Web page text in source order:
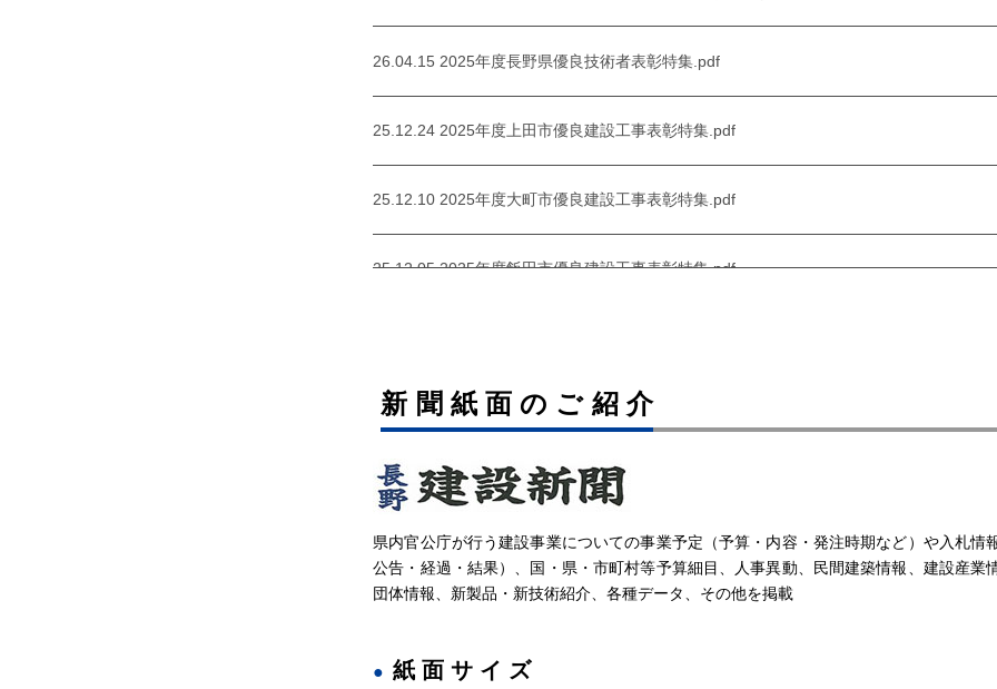
26.04.15 2025年度長野県優良技術者表彰特集.pdf
25.12.24 2025年度上田市優良建設工事表彰特集.pdf
25.12.10 2025年度大町市優良建設工事表彰特集.pdf
25.12.05 2025年度飯田市優良建設工事表彰特集.pdf
25.11.21 2025年度駒ヶ根市優良建設工事表彰特集.pdf
25.10.29 2025年度松本市優良建設工事表彰特集.pdf
25.10.22 2025年度塩尻市優良建設工事表彰特集.pdf
25.09.17 2025年度中野市優良建設工事表彰特集.pdf
新聞紙面のご紹介
県内官公庁が行う建設事業についての事業予定（予算・内容・発注時期など）や入札情
公告・経過・結果）、国・県・市町村等予算細目、人事異動、民間建築情報、建設産業
団体情報、新製品・新技術紹介、各種データ、その他を掲載
紙面サイズ